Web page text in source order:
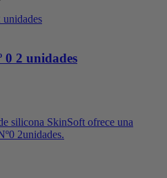
0 2 unidades
silicona SkinSoft ofrece una
2unidades.